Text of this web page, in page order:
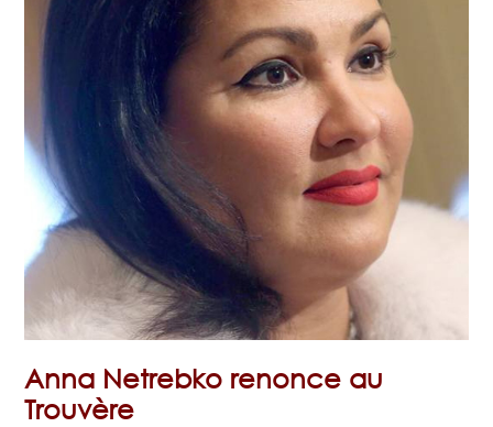
Anna Netrebko renonce au
Trouvère